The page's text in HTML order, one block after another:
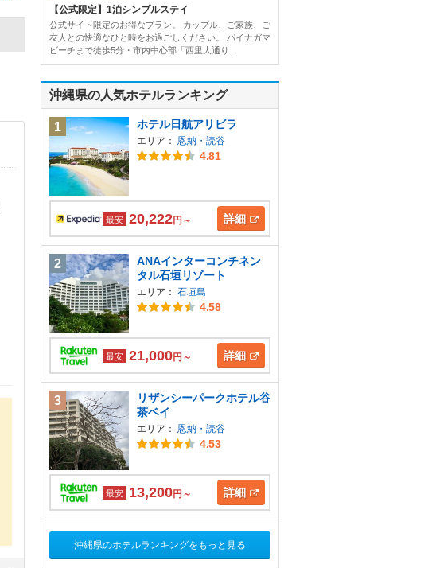
【公式限定】1泊シンプルステイ
公式サイト限定のお得なプラン。 カップル、ご家族、ご
友人との快適なひと時をお過ごしください。 パイナガマ
ビーチまで徒歩5分・市内中心部「西里大通り...
沖縄県の人気ホテルランキング
1 ホテル日航アリビラ
エリア： 恩納・読谷
4.81
最安 20,222円～ 詳細
2
ANAインターコンチネン
タル石垣リゾート
エリア： 石垣島
4.58
最安 21,000円～ 詳細
3
リザンシーパークホテル谷
茶ベイ
エリア： 恩納・読谷
4.53
最安 13,200円～ 詳細
沖縄県のホテルランキングをもっと見る